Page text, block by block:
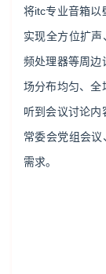
将itc专业音箱以
实现全方位扩
频处理器等周边
场分布均匀、全
听到会议讨论内
常委会党组会
需求。